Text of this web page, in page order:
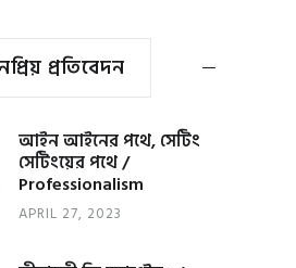
প্রতিবেদন
আইন আইনের পথে, সেটিং
সেটিংয়ের পথে /
Professionalism
APRIL 27, 2023